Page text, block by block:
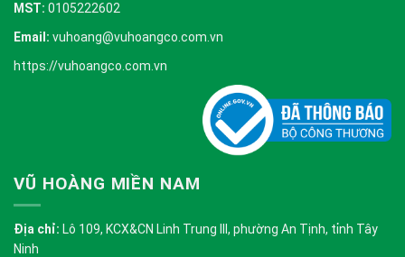
MST: 0105222602
Email: vuhoang@vuhoangco.com.vn
https://vuhoangco.com.vn
VŨ HOÀNG MIỀN NAM
Địa chỉ: Lô 109, KCX&CN Linh Trung III, phường An Tịnh, tỉnh Tây
Ninh